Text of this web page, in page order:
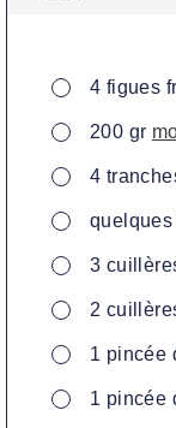
▢
4 figues
▢
200 gr
▢
4
▢
quelques
▢
3
▢
2
▢
1 pincée
▢
1 pincée